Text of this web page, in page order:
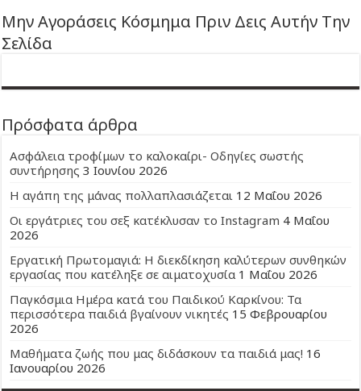
Μην Αγοράσεις Κόσμημα Πριν Δεις Αυτήν Την
Σελίδα
Πρόσφατα άρθρα
Ασφάλεια τροφίμων το καλοκαίρι- Οδηγίες σωστής
συντήρησης 3 Ιουνίου 2026
Η αγάπη της μάνας πολλαπλασιάζεται 12 Μαΐου 2026
Οι εργάτριες του σεξ κατέκλυσαν το Instagram 4 Μαΐου
2026
Εργατική Πρωτομαγιά: Η διεκδίκηση καλύτερων συνθηκών
εργασίας που κατέληξε σε αιματοχυσία 1 Μαΐου 2026
Παγκόσμια Ημέρα κατά του Παιδικού Καρκίνου: Τα
περισσότερα παιδιά βγαίνουν νικητές 15 Φεβρουαρίου
2026
Μαθήματα ζωής που μας διδάσκουν τα παιδιά μας! 16
Ιανουαρίου 2026